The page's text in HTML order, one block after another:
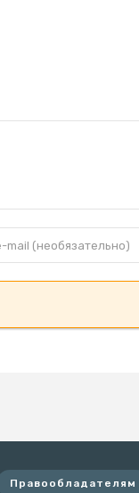
Правообладателям